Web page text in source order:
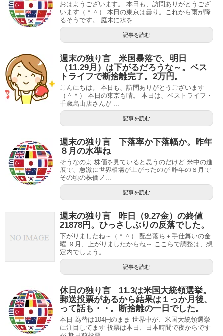
おはようございます。 本日も、訪問ありがとうござ
います（＾＾） 本日の東京は曇り。これから雨が降
るそうです。 庭木に水を...
記事を読む
週末の独り言 米国暴落で、明日
（11.29月）は下がるだろうな～。ベス
トライフで断捨離完了。2万円。
こんにちは。 本日も、訪問ありがとうございます
（＾＾） 本日の東京も晴。 本日は、ベストライフ・
千歳烏山店さんが ...
記事を読む
週末の独り言 下落率か下落幅か。昨年
８月の水準ね
そうなのよ 株価を見ていると思うのだけど 米中の進
展で、急激に世界相場が上がったのが 昨年の８月で
その頃の株価ノ...
記事を読む
週末の独り言 昨日（9.27金）の終値
21878円。ひっさしぶりの反落でした。
下がりましたね～（＾＾） 配当落ち＋手仕舞いの金
曜 ９月、上がりましたからね～ ここらで調整は、想
定内でしょう。 ...
記事を読む
休日の独り言 11.3は米国大統領選挙。
郵送投票があるから結果は１っか月後、
って話も・・。断捨離の一日でした。
本日 為替は104円のまま 世界中が、米国大統領選挙
に注目してます 投票は本日、日本時間で夜からです